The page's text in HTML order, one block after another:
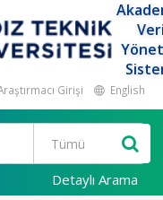
Girişi English
Detaylı Arama